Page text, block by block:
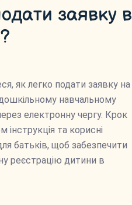
заявку в
як легко подати заявку на
навчальному
електронну чергу. Крок
інструкція та корисні
батьків, щоб забезпечити
реєстрацію дитини в